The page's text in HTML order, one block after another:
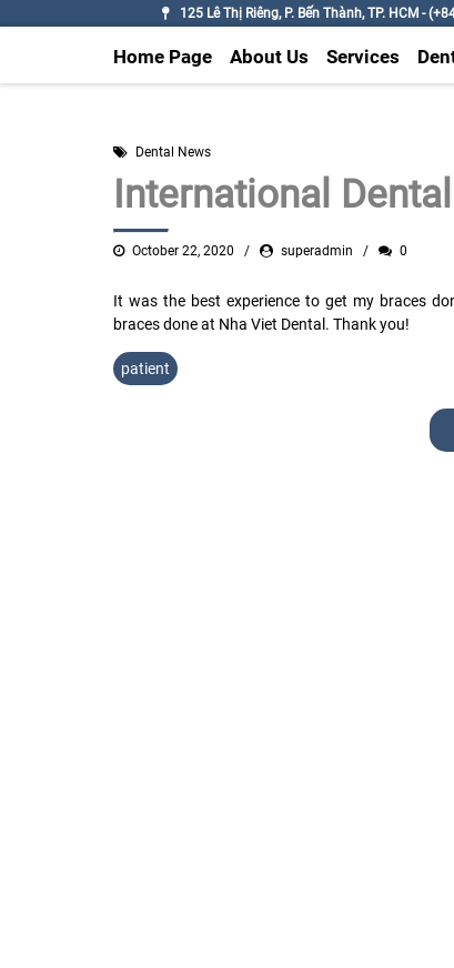
125 Lê Thị Riêng, P. Bến Thành, TP. HCM -
Home Page About Us Services
Dental News
International
October 22, 2020 superadmin 0
It was the best experience to get my braces
braces done at Nha Viet Dental. Thank you!
patient